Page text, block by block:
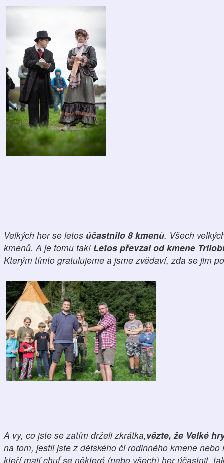
Velkých her se letos účastnilo 8 kmenů. Všech
kmenů. A je tomu tak! Letos převzal od kmene
Kterým tímto gratulujeme a jsme zvědaví, zda se jim
A vy, co jste se zatím drželi zkrátka,vězte, že Velké
na tom, jestli jste z dětského či rodinného kmene
kteří mají chuť se některé (nebo všech) her účastnit,